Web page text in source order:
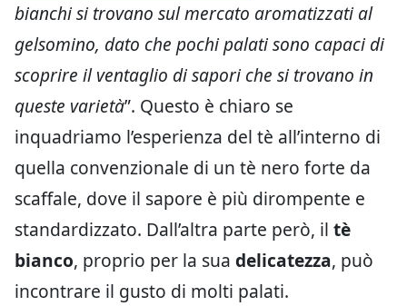
bianchi si trovano sul mercato aromatizzati al
gelsomino, dato che pochi palati sono capaci di
scoprire il ventaglio di sapori che si trovano in
queste varietà”. Questo è chiaro se
inquadriamo l’esperienza del tè all’interno di
quella convenzionale di un tè nero forte da
scaffale, dove il sapore è più dirompente e
standardizzato. Dall’altra parte però, il tè
bianco, proprio per la sua delicatezza, può
incontrare il gusto di molti palati.